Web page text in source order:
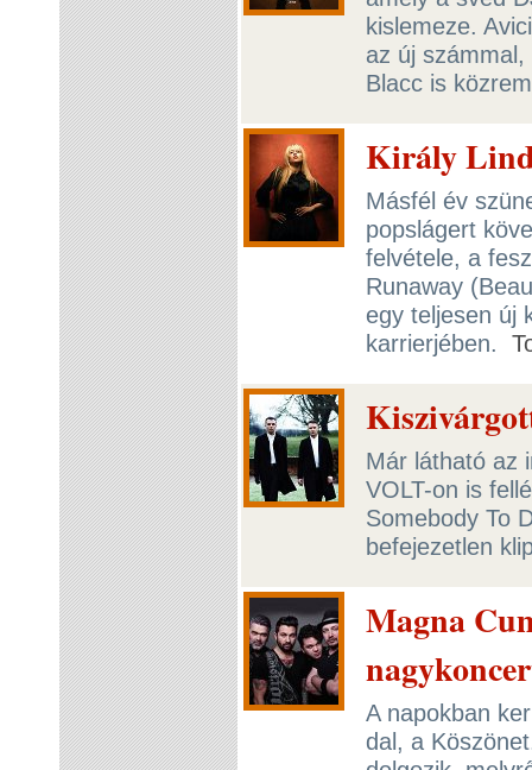
kislemeze.
az új
Blacc is
Király
Másfél év
popslágert
felvétele, a
Runaway
egy teljesen új
karrierjében.
Már látható az
VOLT-on is
Somebody To
befejezetlen
Magna
A napokban
dal, a